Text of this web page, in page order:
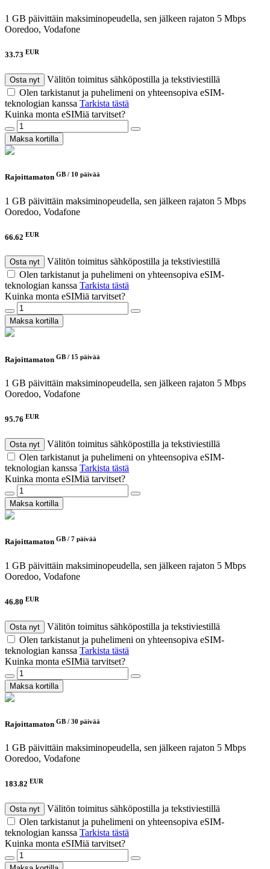
1 GB päivittäin maksiminopeudella, sen jälkeen rajaton 5 Mbps
Ooredoo, Vodafone
33.73 EUR
Osta nyt
Välitön toimitus sähköpostilla ja tekstiviestillä
Olen tarkistanut ja puhelimeni on yhteensopiva eSIM-
teknologian kanssa Tarkista tästä
Kuinka monta eSIMiä tarvitset?
Maksa kortilla
Rajoittamaton GB / 10 päivää
1 GB päivittäin maksiminopeudella, sen jälkeen rajaton 5 Mbps
Ooredoo, Vodafone
66.62 EUR
Osta nyt
Välitön toimitus sähköpostilla ja tekstiviestillä
Olen tarkistanut ja puhelimeni on yhteensopiva eSIM-
teknologian kanssa Tarkista tästä
Kuinka monta eSIMiä tarvitset?
Maksa kortilla
Rajoittamaton GB / 15 päivää
1 GB päivittäin maksiminopeudella, sen jälkeen rajaton 5 Mbps
Ooredoo, Vodafone
95.76 EUR
Osta nyt
Välitön toimitus sähköpostilla ja tekstiviestillä
Olen tarkistanut ja puhelimeni on yhteensopiva eSIM-
teknologian kanssa Tarkista tästä
Kuinka monta eSIMiä tarvitset?
Maksa kortilla
Rajoittamaton GB / 7 päivää
1 GB päivittäin maksiminopeudella, sen jälkeen rajaton 5 Mbps
Ooredoo, Vodafone
46.80 EUR
Osta nyt
Välitön toimitus sähköpostilla ja tekstiviestillä
Olen tarkistanut ja puhelimeni on yhteensopiva eSIM-
teknologian kanssa Tarkista tästä
Kuinka monta eSIMiä tarvitset?
Maksa kortilla
Rajoittamaton GB / 30 päivää
1 GB päivittäin maksiminopeudella, sen jälkeen rajaton 5 Mbps
Ooredoo, Vodafone
183.82 EUR
Osta nyt
Välitön toimitus sähköpostilla ja tekstiviestillä
Olen tarkistanut ja puhelimeni on yhteensopiva eSIM-
teknologian kanssa Tarkista tästä
Kuinka monta eSIMiä tarvitset?